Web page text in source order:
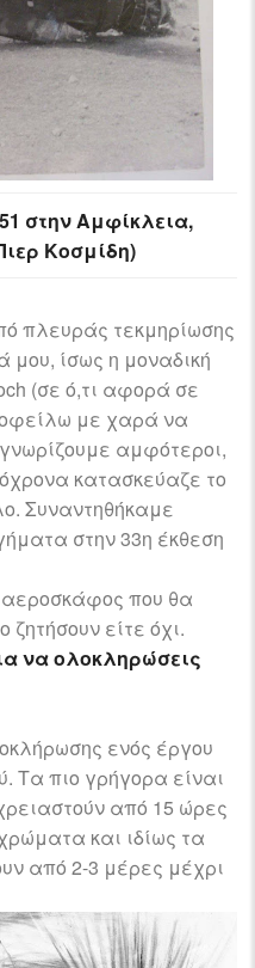
στην Αμφίκλεια,
Κοσμίδη)
πλευράς τεκμηρίωσης
μου, ίσως η μοναδική
(σε ό,τι αφορά σε
οφείλω με χαρά να
αμφότεροι,
κατασκεύαζε το
Συναντηθήκαμε
στην 33η έκθεση
αεροσκάφος που θα
είτε όχι.
να ολοκληρώσεις
ενός έργου
Τα πιο γρήγορα είναι
από 15 ώρες
και ιδίως τα
από 2-3 μέρες μέχρι